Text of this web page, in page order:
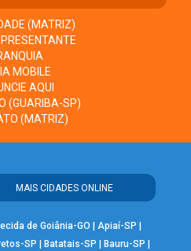
(MATRIZ)
MOBILE
AQUI
(GUARIBA-SP)
(MATRIZ)
MAIS CIDADES ONLINE
de Goiânia-GO Apiaí-SP
SP Batatais-SP Bauru-SP